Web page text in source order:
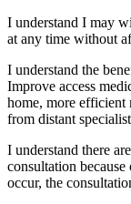
I understand I may
at any time without
I understand the
Improve access
home, more efficient
from distant
I understand there
consultation
occur, the